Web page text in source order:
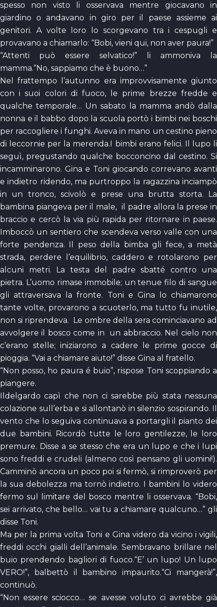
spesso non visto li osservava mentre giocavano in
giardino o andavano in giro per il paese assieme ai
genitori. A volte loro lo scorgevano tra i cespugli e
provavano a chiamarlo: “Bobi, vieni qui, non aver paura!”
“Attenti può essere selvatico!” li ammoniva la
mamma.“No, sappiamo che è buono…”
Nel frattempo l’autunno era improvvisamente giunto
con i suoi colori di fuoco, le prime brezze fredde e
qualche temporale… Un sabato la mamma andò dalla
nonna e il babbo dopo la scuola portò i bimbi nei boschi
per raccogliere i funghi. Aveva in mano un cestino pieno
di leccornie per la merenda.I bimbi erano felici. Il lupo li
seguì, pregustando qualche bocconcino dal cestino. Si
incamminarono. Gina e Toni giocando correvano avanti
e indietro ridendo, ma purtroppo la ragazzina inciampò
in un tronco, scivolò e prese una brutta storta. La
bambina piangeva per il male, il padre allora la prese in
braccio e cercò la via più rapida per ritornare in paese.
Imboccò un sentiero che scendeva verso valle con una
forte pendenza. Il peso della bimba gli fece, a metà
strada, perdere l’equilibrio, caddero e rotolarono per
alcuni metri. La testa del padre sbatté contro una
pietra. L’uomo rimase immobile; un tenue filo di sangue
gli attraversava la fronte. Toni e Gina lo chiamarono
tante volte, provarono a scuoterlo, ma tutto fu inutile,
non si riprendeva. Le ombre della sera cominciavano ad
avvolgere il bosco come in un abbraccio. Nel cielo non
c’erano stelle; iniziarono a cadere le prime gocce di
pioggia. “Vai a chiamare aiuto!” disse Gina al fratello.
“Non posso, ho paura é buio”, rispose Toni scoppiando a
piangere.
Ildelgardo capì che non ci sarebbe più stata nessuna
colazione sull’erba e si allontanò in silenzio sospirando. Il
vento che lo seguiva continuava a portargli il pianto dei
due bambini. Ricordò tutte le loro gentilezze, le loro
premure. Disse a se stesso che era un lupo e che i lupi
sono freddi e crudeli (almeno così pensano gli uomini!).
Camminò ancora un poco poi si fermò, si rimproverò per
la sua debolezza ma tornò indietro. I bambini lo videro
fermo sul limitare del bosco mentre li osservava. “Bobi,
sei arrivato, che bello… vai tu a chiamare qualcuno…” gli
disse Toni.
Ma per la prima volta Toni e Gina videro da vicino i vigili,
freddi occhi gialli dell’animale. Sembravano brillare nel
buio prendendo bagliori di fuoco.“E’ un lupo! Un lupo
VERO!”, balbettò il bambino impaurito.“Ci mangerà!”,
continuò.
“Non essere sciocco… se avesse voluto ci avrebbe già